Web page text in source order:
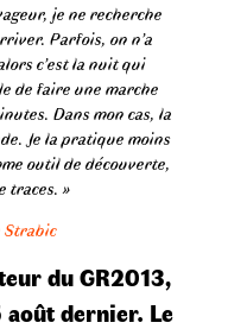
je ne recherche
Parfois, on n’a
c’est la nuit qui
de faire une marche
Dans mon cas, la
Je la pratique moins
outil de découverte,
traces. »
Strabic
du GR2013,
août dernier. Le